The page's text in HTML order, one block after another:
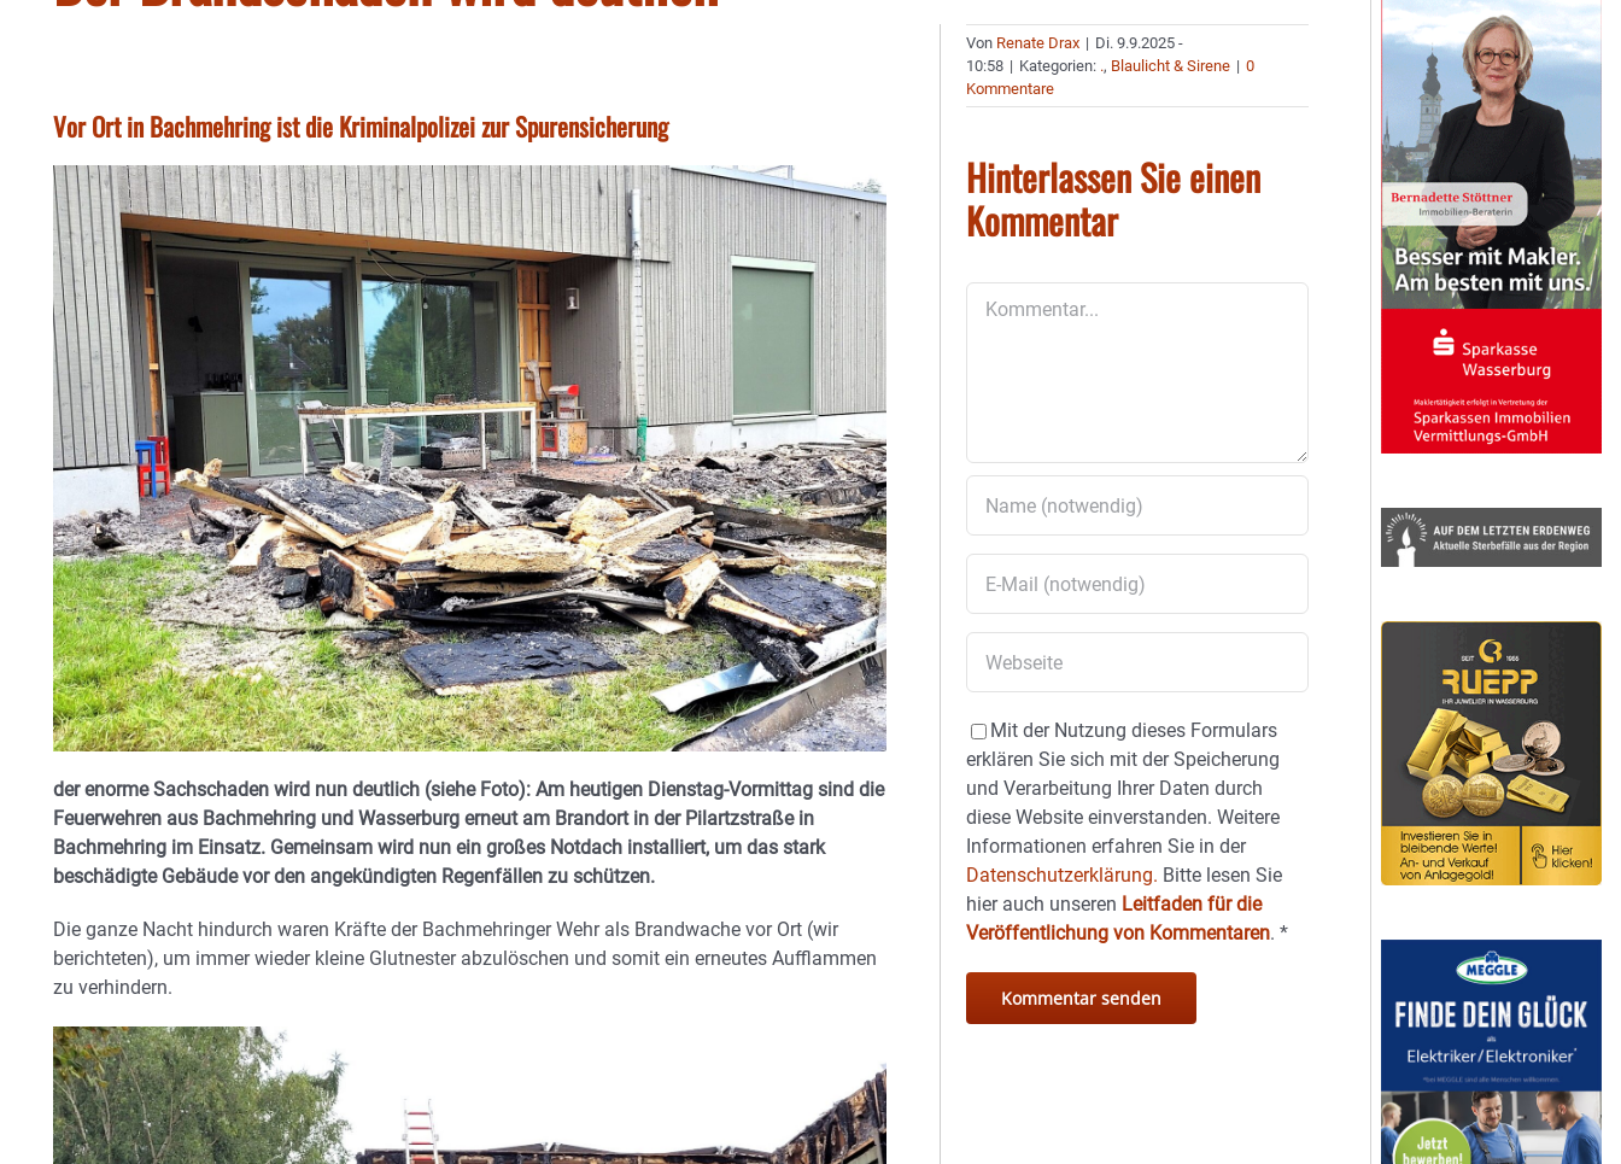
Vor Ort in Bachmehring ist die Kriminalpolizei zur Spurensicherung
der enorme Sachschaden wird nun deutlich (siehe Foto): Am heutigen Dienstag-Vormittag sind die
Feuerwehren aus Bachmehring und Wasserburg erneut am Brandort in der Pilartzstraße in
Bachmehring im Einsatz. Gemeinsam wird nun ein großes Notdach installiert, um das stark
beschädigte Gebäude vor den angekündigten Regenfällen zu schützen.
Die ganze Nacht hindurch waren Kräfte der Bachmehringer Wehr als Brandwache vor Ort (wir
berichteten), um immer wieder kleine Glutnester abzulöschen und somit ein erneutes Aufflammen
zu verhindern.
Von Renate Drax | Di. 9.9.2025 -
10:58 | Kategorien: ., Blaulicht & Sirene | 0
Kommentare
Hinterlassen Sie einen
Kommentar
Mit der Nutzung dieses Formulars
erklären Sie sich mit der Speicherung
und Verarbeitung Ihrer Daten durch
diese Website einverstanden. Weitere
Informationen erfahren Sie in der
Datenschutzerklärung. Bitte lesen Sie
hier auch unseren Leitfaden für die
Veröffentlichung von Kommentaren.*